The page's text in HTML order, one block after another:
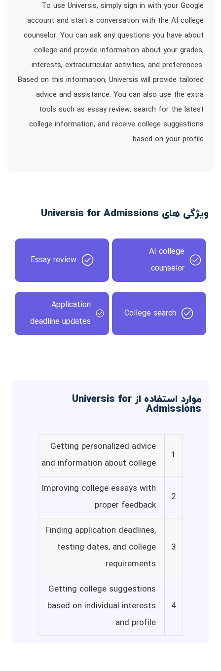
To use Universis, simply sign in with your Google
account and start a conversation with the AI college
counselor. You can ask any questions you have about
college and provide information about your grades,
interests, extracurricular activities, and preferences.
Based on this information, Universis will provide tailored
advice and assistance. You can also use the extra
tools such as essay review, search for the latest
college information, and receive college suggestions
based on your profile
ویژگی های Universis for Admissions
AI college
counselor
Essay review
College search
Application
deadline updates
موارد استفاده از Universis for
Admissions
1
Getting personalized advice
and information about college
2
Improving college essays with
proper feedback
3
Finding application deadlines,
testing dates, and college
requirements
4
Getting college suggestions
based on individual interests
and profile